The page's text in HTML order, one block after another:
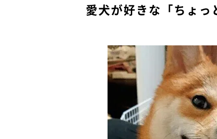
愛犬が好きな「ちょ